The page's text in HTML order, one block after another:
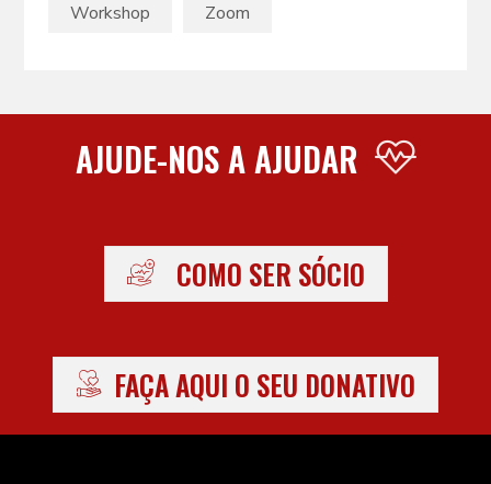
Workshop
Zoom
AJUDE-NOS A AJUDAR
COMO SER SÓCIO
FAÇA AQUI O SEU DONATIVO